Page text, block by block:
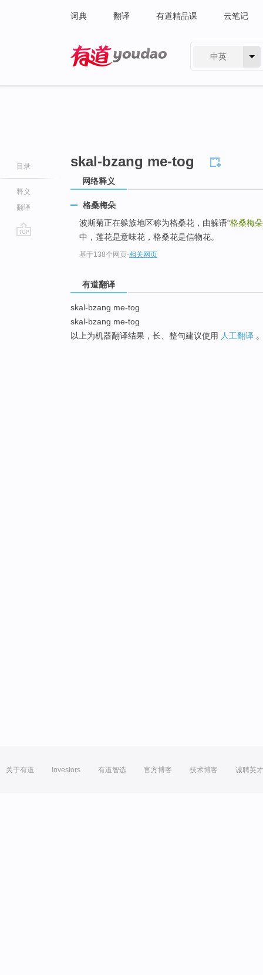
词典 翻译 有道精品课 云笔记
中英
目录
释义
翻译
skal-bzang me-tog
网络释义
格桑梅朵
波斯菊正在躲族地区称为格桑花，由躲语“格桑梅朵
中，莲花是意味花，格桑花是信物花。
基于138个网页-相关网页
有道翻译
skal-bzang me-tog
skal-bzang me-tog
以上为机器翻译结果，长、整句建议使用 人工翻译
关于有道 Investors 有道智选 官方博客 技术博客 诚聘英才